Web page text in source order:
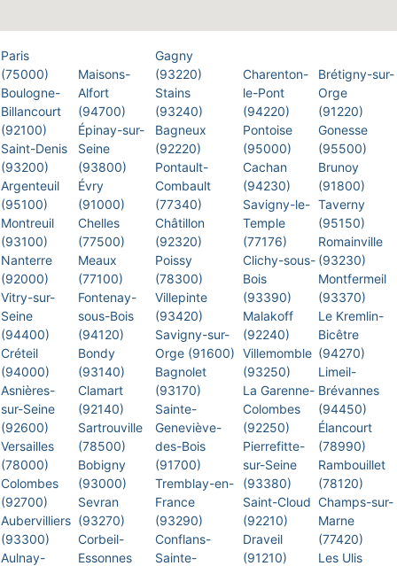
Paris
(75000)
Boulogne-
Billancourt
(92100)
Saint-Denis
(93200)
Argenteuil
(95100)
Montreuil
(93100)
Nanterre
(92000)
Vitry-sur-
Seine
(94400)
Créteil
(94000)
Asnières-
sur-Seine
(92600)
Versailles
(78000)
Colombes
(92700)
Aubervilliers
(93300)
Aulnay-
Maisons-
Alfort
(94700)
Épinay-sur-
Seine
(93800)
Évry
(91000)
Chelles
(77500)
Meaux
(77100)
Fontenay-
sous-Bois
(94120)
Bondy
(93140)
Clamart
(92140)
Sartrouville
(78500)
Bobigny
(93000)
Sevran
(93270)
Corbeil-
Essonnes
Gagny
(93220)
Stains
(93240)
Bagneux
(92220)
Pontault-
Combault
(77340)
Châtillon
(92320)
Poissy
(78300)
Villepinte
(93420)
Savigny-sur-
Orge (91600)
Bagnolet
(93170)
Sainte-
Geneviève-
des-Bois
(91700)
Tremblay-en-
France
(93290)
Conflans-
Sainte-
Charenton-
le-Pont
(94220)
Pontoise
(95000)
Cachan
(94230)
Savigny-le-
Temple
(77176)
Clichy-sous-
Bois
(93390)
Malakoff
(92240)
Villemomble
(93250)
La Garenne-
Colombes
(92250)
Pierrefitte-
sur-Seine
(93380)
Saint-Cloud
(92210)
Draveil
(91210)
Brétigny-sur-
Orge
(91220)
Gonesse
(95500)
Brunoy
(91800)
Taverny
(95150)
Romainville
(93230)
Montfermeil
(93370)
Le Kremlin-
Bicêtre
(94270)
Limeil-
Brévannes
(94450)
Élancourt
(78990)
Rambouillet
(78120)
Champs-sur-
Marne
(77420)
Les Ulis